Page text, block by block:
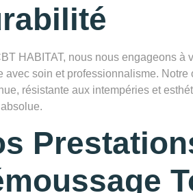
HABITAT, nous nous engageons à
avec soin et professionnalisme.
résistante aux intempéries et